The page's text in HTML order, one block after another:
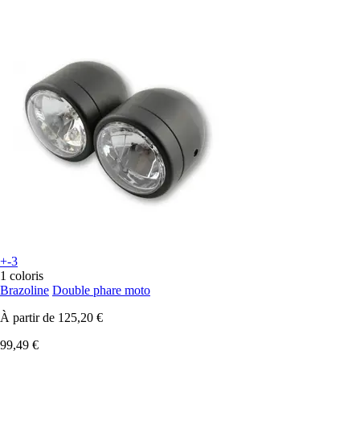
+-3
1 coloris
Brazoline Double phare moto
À partir de 125,20 €
99,49 €